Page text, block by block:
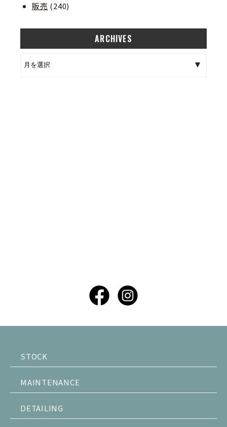
販売 (240)
ARCHIVES
STOCK
MAINTENANCE
DETAILING